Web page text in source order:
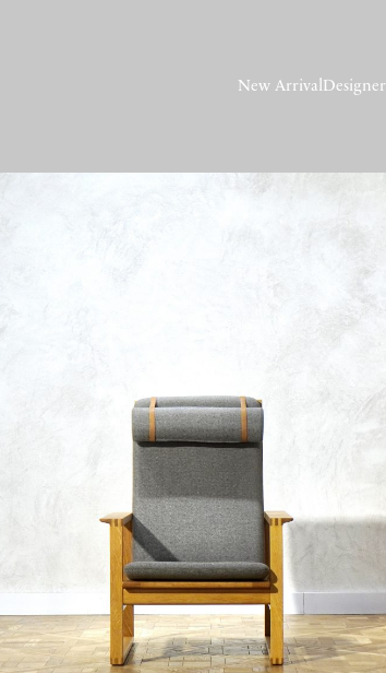
New Arrival Designer